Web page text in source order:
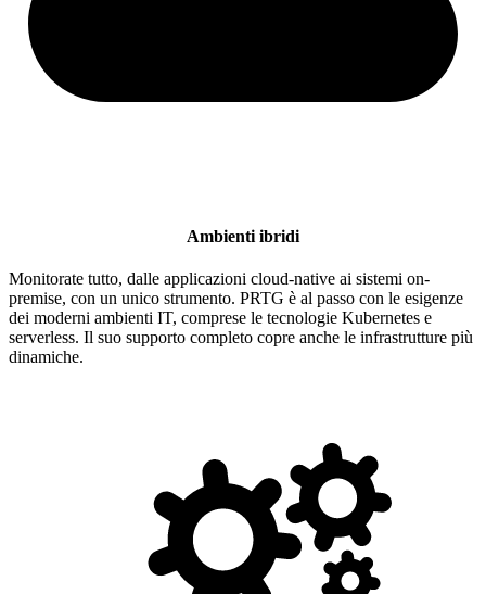
Ambienti ibridi
Monitorate tutto, dalle applicazioni cloud-native ai sistemi on-
premise, con un unico strumento. PRTG è al passo con le esigenze
dei moderni ambienti IT, comprese le tecnologie Kubernetes e
serverless. Il suo supporto completo copre anche le infrastrutture più
dinamiche.